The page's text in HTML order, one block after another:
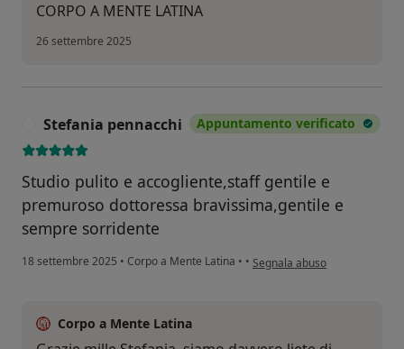
CORPO A MENTE LATINA
26 settembre 2025
Stefania pennacchi Appuntamento verificato
Studio pulito e accogliente,staff gentile e
premuroso dottoressa bravissima,gentile e
sempre sorridente
18 settembre 2025 • Corpo a Mente Latina • • secondo l'opinione
Segnala abuso
Corpo a Mente Latina